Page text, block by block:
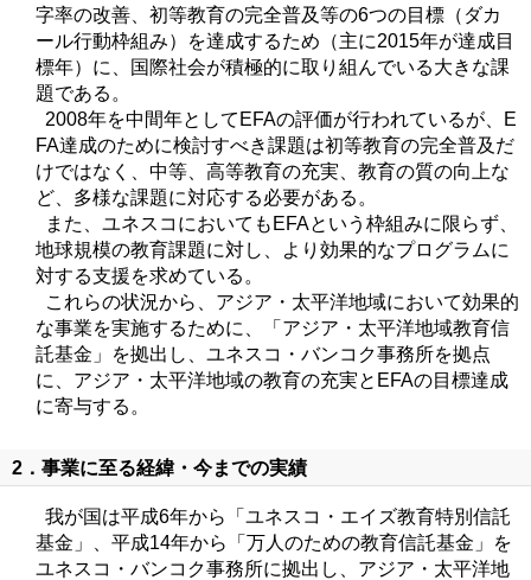
字率の改善、初等教育の完全普及等の6つの目標（ダカ
ール行動枠組み）を達成するため（主に2015年が達成目
標年）に、国際社会が積極的に取り組んでいる大きな課
題である。
2008年を中間年としてEFAの評価が行われているが、E
FA達成のために検討すべき課題は初等教育の完全普及だ
けではなく、中等、高等教育の充実、教育の質の向上な
ど、多様な課題に対応する必要がある。
また、ユネスコにおいてもEFAという枠組みに限らず、
地球規模の教育課題に対し、より効果的なプログラムに
対する支援を求めている。
これらの状況から、アジア・太平洋地域において効果的
な事業を実施するために、「アジア・太平洋地域教育信
託基金」を拠出し、ユネスコ・バンコク事務所を拠点
に、アジア・太平洋地域の教育の充実とEFAの目標達成
に寄与する。
2．事業に至る経緯・今までの実績
我が国は平成6年から「ユネスコ・エイズ教育特別信託
基金」、平成14年から「万人のための教育信託基金」を
ユネスコ・バンコク事務所に拠出し、アジア・太平洋地